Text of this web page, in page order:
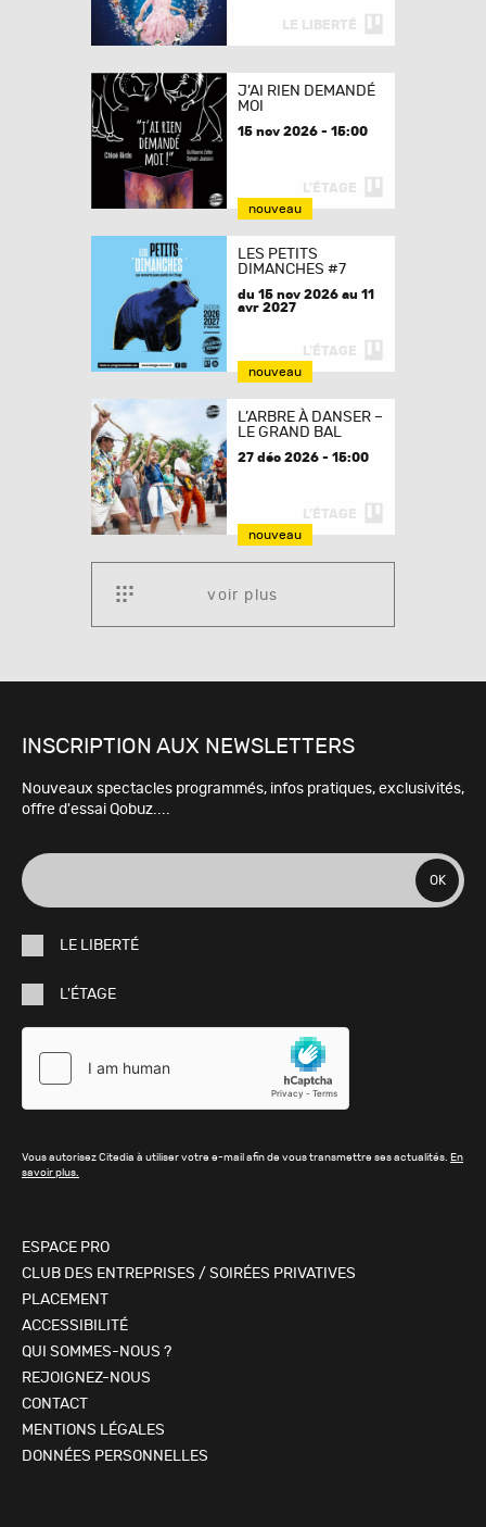
LE LIBERTÉ
J’AI RIEN DEMANDÉ
MOI
15 nov 2026 - 15:00
L'ÉTAGE
nouveau
LES PETITS
DIMANCHES #7
du 15 nov 2026 au 11
avr 2027
L'ÉTAGE
nouveau
L’ARBRE À DANSER –
LE GRAND BAL
27 déc 2026 - 15:00
L'ÉTAGE
nouveau
voir plus
INSCRIPTION AUX NEWSLETTERS
Nouveaux spectacles programmés, infos pratiques, exclusivités,
offre d'essai Qobuz....
mail
OK
LE LIBERTÉ
L'ÉTAGE
Vous autorisez Citedia à utiliser votre e-mail afin de vous transmettre ses actualités. En
savoir plus.
ESPACE PRO
CLUB DES ENTREPRISES / SOIRÉES PRIVATIVES
PLACEMENT
ACCESSIBILITÉ
QUI SOMMES-NOUS ?
REJOIGNEZ-NOUS
CONTACT
MENTIONS LÉGALES
DONNÉES PERSONNELLES